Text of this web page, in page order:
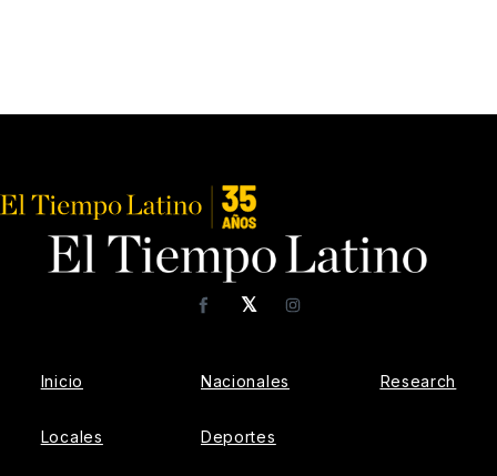
𝕏
FacebookInstagram
Inicio
Locales
Nacionales
Deportes
Research